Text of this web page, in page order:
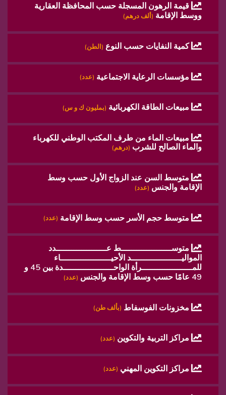
قيمة الرهون المسجلة حسب المحافظة العقارية
ووسط الإقامة (ألف درهم)
كمية النفايات حسب النوع (الطن)
مؤسسات الرعاية الاجتماعية (عدد)
مبيعات الطاقة الكهربائية (بمليون ك و س)
مبيعات الماء من طرف المكتب الوطني للكهرباء
والماء الصالح للشرب (درهم)
متوسط السن عند الزواج الأول حسب وسط
الإقامة والجنس (عدد)
متوسط ​​حجم الأسر حسب وسط الإقامة (عدد)
متوســــــــــــــــــــط عــــــــــــــــــــدد
المواليــــــــــــــــــــد الأحيــــــــــــــــــــاء
للمــــــــــــــــــــرأة الواحــــــــــــــــــــدة بين 45 و
49 عامًا حسب وسط الإقامة والجنس
(عدد)
مخزونات الفوسفاط (بألف طن)
مراكز التربية والتكوين (عدد)
مراكز التكوين المهني (عدد)